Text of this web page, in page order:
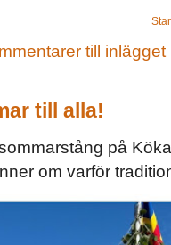
till inlägget
till alla!
på
om varför